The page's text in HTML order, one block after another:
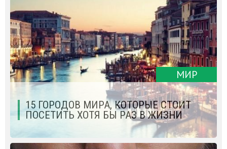
МИР
15 ГОРОДОВ МИРА, КОТОРЫЕ СТОИТ
ПОСЕТИТЬ ХОТЯ БЫ РАЗ В ЖИЗНИ